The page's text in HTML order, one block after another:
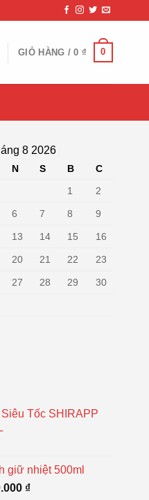
GIỎ HÀNG /0 ₫ 0
8 2026
N S B
C
1
2
6 7 8 9
13 14 15 16
20 21 22 23
27 28 29 30
Tốc SHIRAPP
giữ nhiệt 500ml
₫